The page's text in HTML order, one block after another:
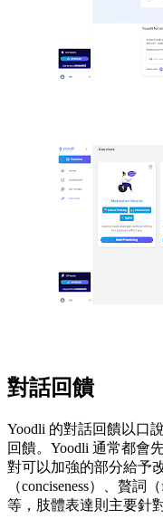
對話回饋
Yoodli 的對話回饋以口
回饋。Yoodli 通常都會
對可以加強的部分給予
（conciseness）、贅詞
等，肢體表達則主要針